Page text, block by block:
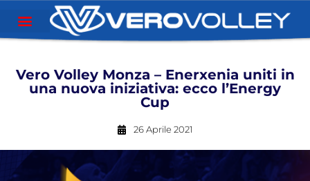
Vero Volley Monza – Enerxenia uniti in
una nuova iniziativa: ecco l’Energy
Cup
26 Aprile 2021